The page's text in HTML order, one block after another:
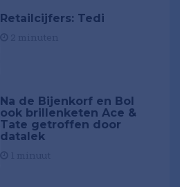
Retailcijfers: Tedi
Na de Bijenkorf en Bol
ook brillenketen Ace &
Tate getroffen door
datalek